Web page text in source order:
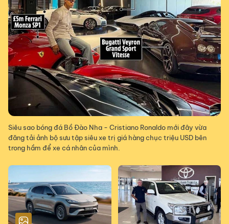
Siêu sao bóng đá Bồ Đào Nha - Cristiano Ronaldo mới đây vừa
đăng tải ảnh bộ sưu tập siêu xe trị giá hàng chục triệu USD bên
trong hầm để xe cá nhân của mình.